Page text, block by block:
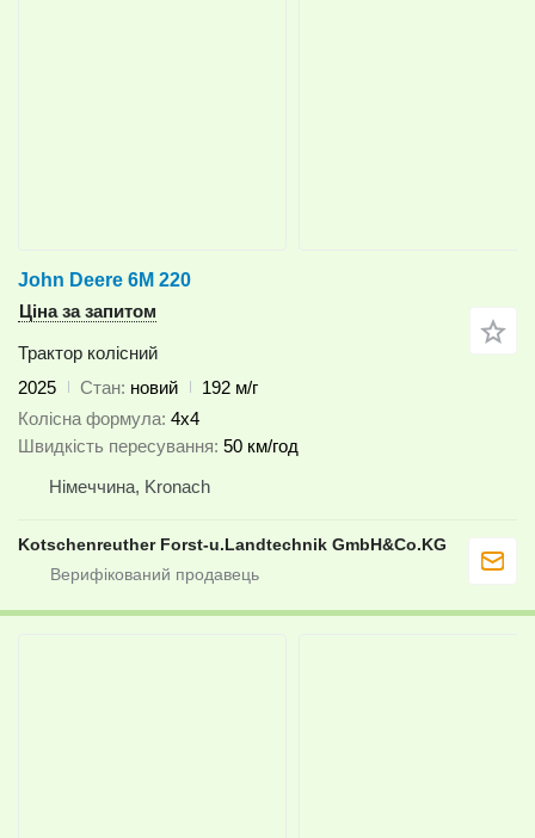
John Deere 6M 220
Ціна за запитом
Трактор колісний
2025
Стан новий
192 м/г
Колісна формула 4x4
Швидкість пересування 50 км/год
Німеччина, Kronach
Kotschenreuther Forst-u.Landtechnik GmbH&Co.KG